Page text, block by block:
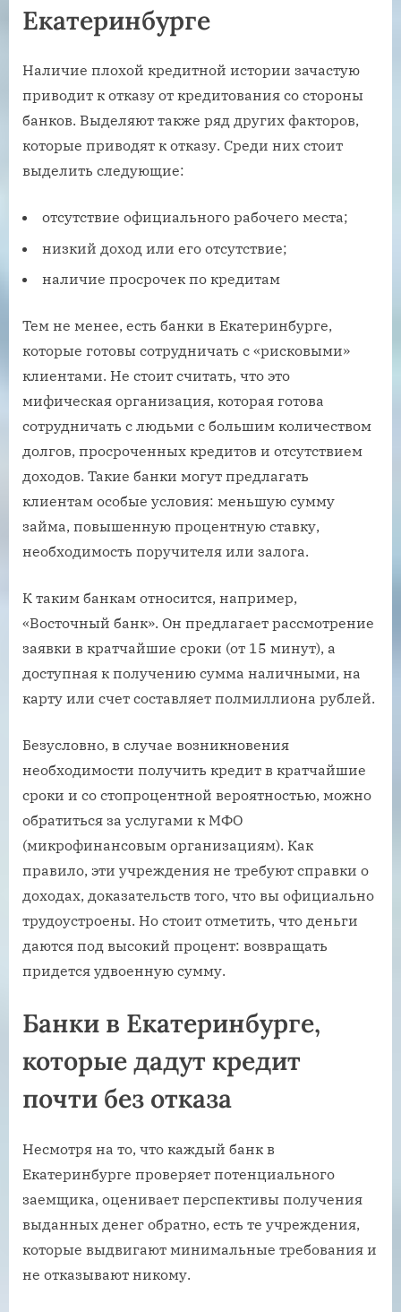
Екатеринбурге
Наличие плохой кредитной истории зачастую
приводит к отказу от кредитования со стороны
банков. Выделяют также ряд других факторов,
которые приводят к отказу. Среди них стоит
выделить следующие:
отсутствие официального рабочего места;
низкий доход или его отсутствие;
наличие просрочек по кредитам
Тем не менее, есть банки в Екатеринбурге,
которые готовы сотрудничать с «рисковыми»
клиентами. Не стоит считать, что это
мифическая организация, которая готова
сотрудничать с людьми с большим количеством
долгов, просроченных кредитов и отсутствием
доходов. Такие банки могут предлагать
клиентам особые условия: меньшую сумму
займа, повышенную процентную ставку,
необходимость поручителя или залога.
К таким банкам относится, например,
«Восточный банк». Он предлагает рассмотрение
заявки в кратчайшие сроки (от 15 минут), а
доступная к получению сумма наличными, на
карту или счет составляет полмиллиона рублей.
Безусловно, в случае возникновения
необходимости получить кредит в кратчайшие
сроки и со стопроцентной вероятностью, можно
обратиться за услугами к МФО
(микрофинансовым организациям). Как
правило, эти учреждения не требуют справки о
доходах, доказательств того, что вы официально
трудоустроены. Но стоит отметить, что деньги
даются под высокий процент: возвращать
придется удвоенную сумму.
Банки в Екатеринбурге,
которые дадут кредит
почти без отказа
Несмотря на то, что каждый банк в
Екатеринбурге проверяет потенциального
заемщика, оценивает перспективы получения
выданных денег обратно, есть те учреждения,
которые выдвигают минимальные требования и
не отказывают никому.